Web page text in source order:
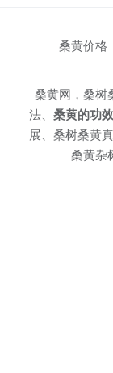
桑黄价格
桑黄网，桑树
法、 桑黄的功
展、桑树桑黄
桑黄杂